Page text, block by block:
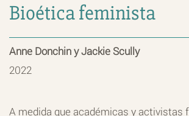
Bioética feminista
Anne Donchin y Jackie Scully
2022
A medida que académicas y activistas